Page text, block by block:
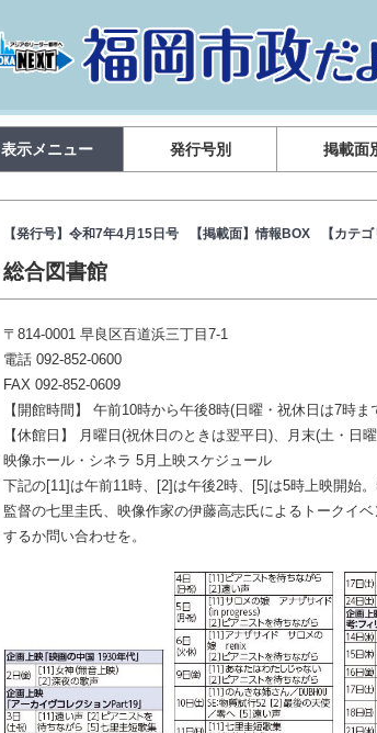
表示メニュー 発行号別 掲載面
【発行号】令和7年4月15日号 【掲載面】情報BOX 【カテ
総合図書館
〒814-0001 早良区百道浜三丁目7-1
電話 092-852-0600
FAX 092-852-0609
【開館時間】 午前10時から午後8時(日曜・祝休日は7時
【休館日】 月曜日(祝休日のときは翌平日)、月末(土・日
映像ホール・シネラ 5月上映スケジュール
下記の[11]は午前11時、[2]は午後2時、[5]は5時上映開始
監督の七里圭氏、映像作家の伊藤高志氏によるトークイ
するか問い合わせを。